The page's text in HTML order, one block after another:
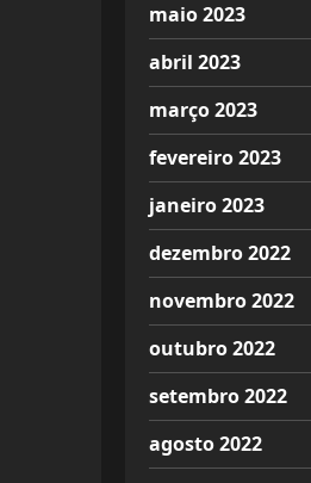
maio 2023
abril 2023
março 2023
fevereiro 2023
janeiro 2023
dezembro 2022
novembro 2022
outubro 2022
setembro 2022
agosto 2022